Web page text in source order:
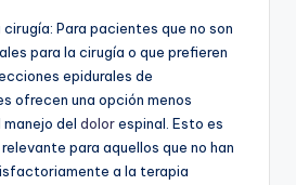
Para pacientes que no son
para la cirugía o que prefieren
epidurales de
ofrecen una opción menos
del dolorespinal. Esto es
para aquellos que no han
a la terapia